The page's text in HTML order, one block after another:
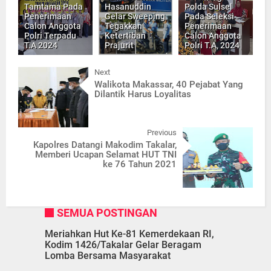
Tamtama Pada
Penerimaan
Calon Anggota
Polri Terpadu
T.A 2024
Hasanuddin
Gelar Sweeping
Tegakkan
Ketertiban
Prajurit
Polda Sulsel
Pada Seleksi
Penerimaan
Calon Anggota
Polri T.A, 2024
Next
Walikota Makassar, 40 Pejabat Yang
Dilantik Harus Loyalitas
Previous
Kapolres Datangi Makodim Takalar,
Memberi Ucapan Selamat HUT TNI
ke 76 Tahun 2021
SEMUA POSTINGAN
Meriahkan Hut Ke-81 Kemerdekaan RI,
Kodim 1426/Takalar Gelar Beragam
Lomba Bersama Masyarakat